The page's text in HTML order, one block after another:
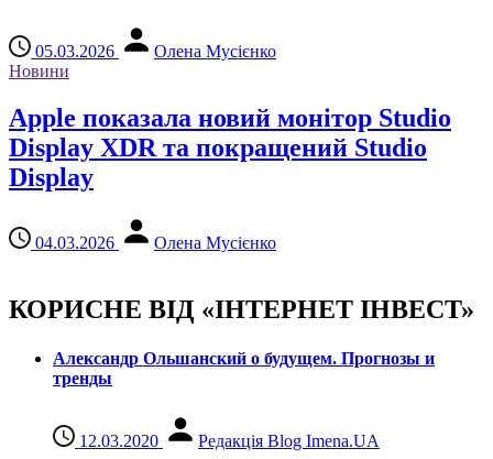
05.03.2026
Олена Мусієнко
Новини
Apple показала новий монітор Studio
Display XDR та покращений Studio
Display
04.03.2026 Олена Мусієнко
КОРИСНЕ ВІД «ІНТЕРНЕТ ІНВЕСТ»
Александр Ольшанский о будущем. Прогнозы и
тренды
12.03.2020 Редакція Blog Imena.UA